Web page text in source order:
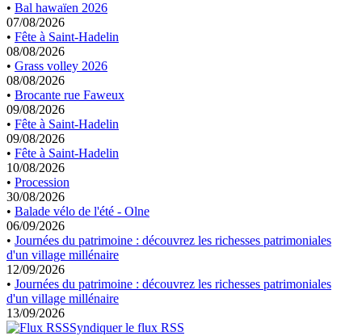
• Bal hawaïen 2026
07/08/2026
• Fête à Saint-Hadelin
08/08/2026
• Grass volley 2026
08/08/2026
• Brocante rue Faweux
09/08/2026
• Fête à Saint-Hadelin
09/08/2026
• Fête à Saint-Hadelin
10/08/2026
• Procession
30/08/2026
• Balade vélo de l'été - Olne
06/09/2026
• Journées du patrimoine : découvrez les richesses patrimoniales
d'un village millénaire
12/09/2026
• Journées du patrimoine : découvrez les richesses patrimoniales
d'un village millénaire
13/09/2026
Syndiquer le flux RSS